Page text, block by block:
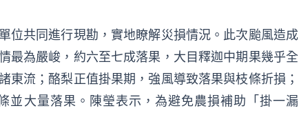
位共同進行現勘，實地瞭解災損情況。此次颱風造成
最為嚴峻，約六至七成落果，大目釋迦中期果幾乎全
東流；酪梨正值掛果期，強風導致落果與枝條折損；
並大量落果。陳瑩表示，為避免農損補助「掛一漏